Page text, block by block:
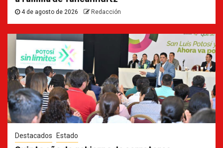
4 de agosto de 2026 Redacción
Destacados Estado